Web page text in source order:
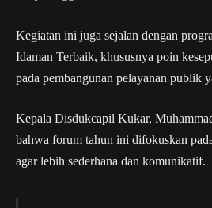
Kegiatan ini juga sejalan dengan
Idaman Terbaik, khususnya poin
pada pembangunan pelayanan publik
Kepala Disdukcapil Kukar,
bahwa forum tahun ini difokuskan
agar lebih sederhana dan komunikatif.